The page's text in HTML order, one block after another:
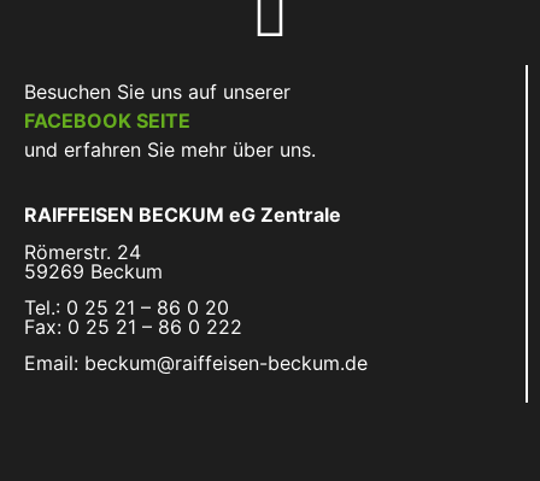
Besuchen Sie uns auf unserer
FACEBOOK SEITE
und erfahren Sie mehr über uns.
RAIFFEISEN BECKUM eG Zentrale
Römerstr. 24
59269 Beckum
Tel.: 0 25 21 – 86 0 20
Fax: 0 25 21 – 86 0 222
Email: beckum@raiffeisen-beckum.de